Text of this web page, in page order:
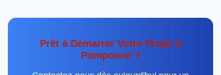
Prêt à Démarrer Votre Projet à
Pomponne ?